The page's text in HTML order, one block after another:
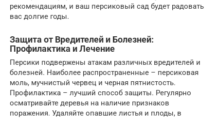
рекомендациям, и ваш персиковый сад будет радовать
вас долгие годы.
Защита от Вредителей и Болезней:
Профилактика и Лечение
Персики подвержены атакам различных вредителей и
болезней. Наиболее распространенные – персиковая
моль, мучнистый червец и черная пятнистость.
Профилактика – лучший способ защиты. Регулярно
осматривайте деревья на наличие признаков
поражения. Удаляйте опавшие листья и плоды, в